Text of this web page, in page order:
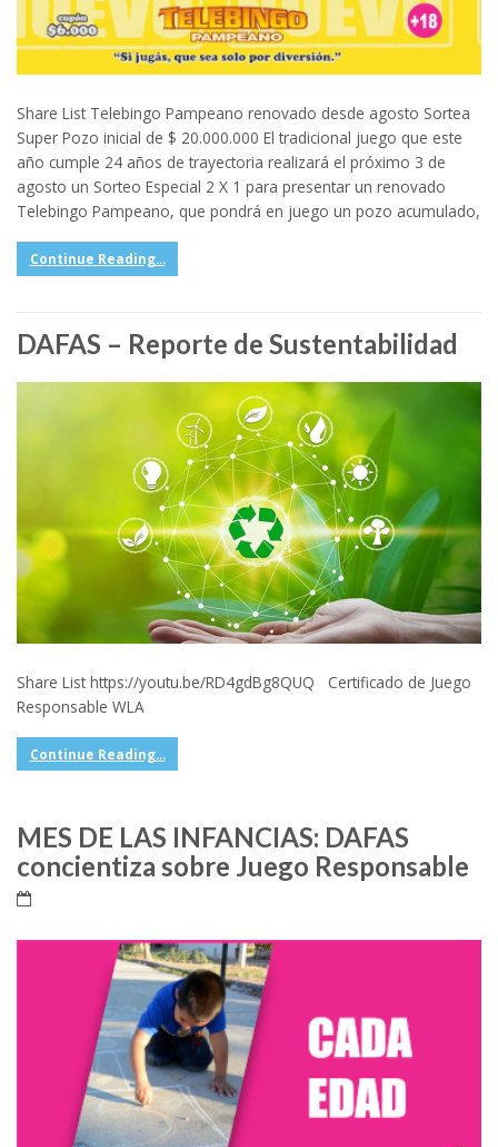
Share List Telebingo Pampeano renovado desde agosto Sortea
Super Pozo inicial de $ 20.000.000 El tradicional juego que este
año cumple 24 años de trayectoria realizará el próximo 3 de
agosto un Sorteo Especial 2 X 1 para presentar un renovado
Telebingo Pampeano, que pondrá en juego un pozo acumulado,
Continue Reading...
DAFAS – Reporte de Sustentabilidad
Share List https://youtu.be/RD4gdBg8QUQ Certificado de Juego
Responsable WLA
Continue Reading...
MES DE LAS INFANCIAS: DAFAS
concientiza sobre Juego Responsable